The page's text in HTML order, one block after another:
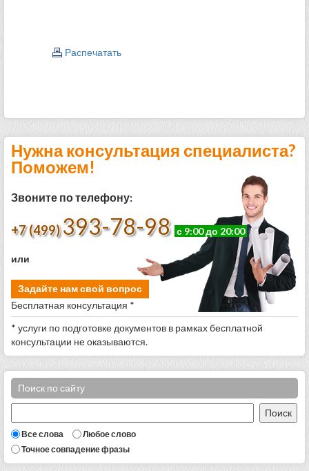
Распечатать
Нужна консультация специалиста?
Поможем!
Звоните по телефону:
+7 (499) 393-78-98 с 9:00 до 20:00
или
Задайте нам свой вопрос
Бесплатная консультация *
* услуги по подготовке документов в рамках бесплатной
консультации не оказываются.
Поиск по сайту
Все слова
Любое слово
Точное совпадение фразы